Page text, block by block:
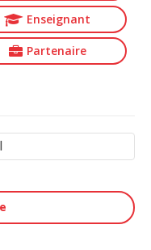
Enseignant
Partenaire